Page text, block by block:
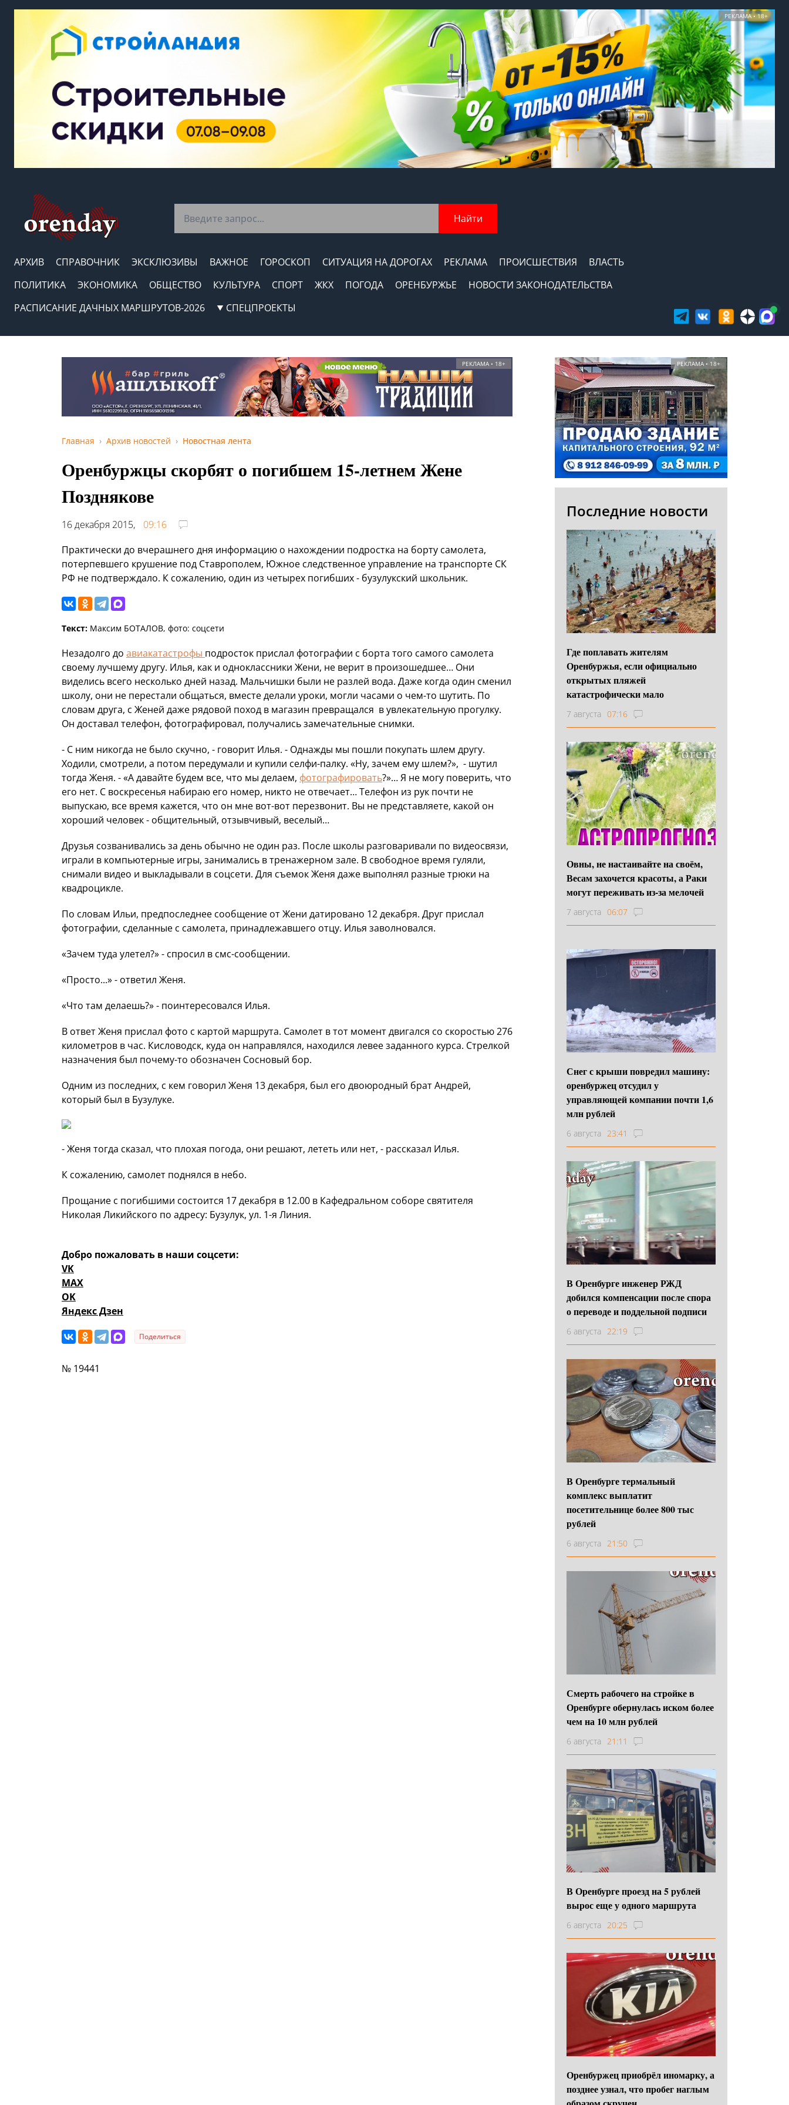
РЕКЛАМА • 18+
Найти
АРХИВ СПРАВОЧНИК ЭКСКЛЮЗИВЫ ВАЖНОЕ ГОРОСКОП СИТУАЦИЯ НА ДОРОГАХ РЕКЛАМА ПРОИСШЕСТВИЯ
ВЛАСТЬ
ПОЛИТИКА
ЭКОНОМИКА ОБЩЕСТВО КУЛЬТУРА СПОРТ ЖКХ ПОГОДА ОРЕНБУРЖЬЕ
НОВОСТИ ЗАКОНОДАТЕЛЬСТВА
РАСПИСАНИЕ ДАЧНЫХ МАРШРУТОВ-2026
СПЕЦПРОЕКТЫ
РЕКЛАМА • 18+
Главная Архив новостей Новостная лента
Оренбуржцы скорбят о погибшем 15-летнем Жене
Позднякове
16 декабря 2015,
09:16
Практически до вчерашнего дня информацию о нахождении подростка на борту самолета,
потерпевшего крушение под Ставрополем, Южное следственное управление на транспорте СК
РФ не подтверждало. К сожалению, один из четырех погибших - бузулукский школьник.
Текст: Максим БОТАЛОВ, фото: соцсети
Незадолго до авиакатастрофы подросток прислал фотографии с борта того самого самолета
своему лучшему другу. Илья, как и одноклассники Жени, не верит в произошедшее… Они
виделись всего несколько дней назад. Мальчишки были не разлей вода. Даже когда один сменил
школу, они не перестали общаться, вместе делали уроки, могли часами о чем-то шутить. По
словам друга, с Женей даже рядовой поход в магазин превращался в увлекательную прогулку.
Он доставал телефон, фотографировал, получались замечательные снимки.
- С ним никогда не было скучно, - говорит Илья. - Однажды мы пошли покупать шлем другу.
Ходили, смотрели, а потом передумали и купили селфи-палку. «Ну, зачем ему шлем?», - шутил
тогда Женя. - «А давайте будем все, что мы делаем, фотографировать?»… Я не могу поверить, что
его нет. С воскресенья набираю его номер, никто не отвечает… Телефон из рук почти не
выпускаю, все время кажется, что он мне вот-вот перезвонит. Вы не представляете, какой он
хороший человек - общительный, отзывчивый, веселый…
Друзья созванивались за день обычно не один раз. После школы разговаривали по видеосвязи,
играли в компьютерные игры, занимались в тренажерном зале. В свободное время гуляли,
снимали видео и выкладывали в соцсети. Для съемок Женя даже выполнял разные трюки на
квадроцикле.
По словам Ильи, предпоследнее сообщение от Жени датировано 12 декабря. Друг прислал
фотографии, сделанные с самолета, принадлежавшего отцу. Илья заволновался.
«Зачем туда улетел?» - спросил в смс-сообщении.
«Просто...» - ответил Женя.
«Что там делаешь?» - поинтересовался Илья.
В ответ Женя прислал фото с картой маршрута. Самолет в тот момент двигался со скоростью276
километров в час. Кисловодск, куда он направлялся, находился левее заданного курса. Стрелкой
назначения был почему-то обозначен Сосновый бор.
Одним из последних, с кем говорил Женя 13 декабря, был его двоюродный брат Андрей,
который был в Бузулуке.
- Женя тогда сказал, что плохая погода, они решают, лететь или нет, - рассказал Илья.
К сожалению, самолет поднялся в небо.
Прощание с погибшими состоится 17 декабря в 12.00 в Кафедральном соборе святителя
Николая Ликийского по адресу: Бузулук, ул. 1-я Линия.
Добро пожаловать в наши соцсети:
VK
MAX
OK
Яндекс Дзен
Поделиться
№ 19441
РЕКЛАМА • 18+
Последние новости
Где поплавать жителям
Оренбуржья, если официально
открытых пляжей
катастрофически мало
7 августа 07:16
Овны, не настаивайте на своём,
Весам захочется красоты, а Раки
могут переживать из-за мелочей
7 августа 06:07
Снег с крыши повредил машину:
оренбуржец отсудил у
управляющей компании почти 1,6
млн рублей
6 августа 23:41
В Оренбурге инженер РЖД
добился компенсации после спора
о переводе и поддельной подписи
6 августа 22:19
В Оренбурге термальный
комплекс выплатит
посетительнице более 800 тыс
рублей
6 августа 21:50
Смерть рабочего на стройке в
Оренбурге обернулась иском более
чем на 10 млн рублей
6 августа 21:11
В Оренбурге проезд на 5 рублей
вырос еще у одного маршрута
6 августа 20:25
Оренбуржец приобрёл иномарку, а
позднее узнал, что пробег наглым